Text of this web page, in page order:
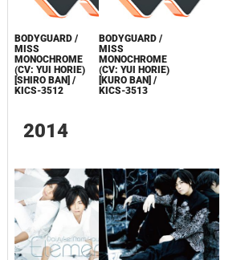
BODYGUARD /
MISS
MONOCHROME
(CV: YUI HORIE)
[SHIRO BAN] /
KICS-3512
BODYGUARD /
MISS
MONOCHROME
(CV: YUI HORIE)
[KURO BAN] /
KICS-3513
2014